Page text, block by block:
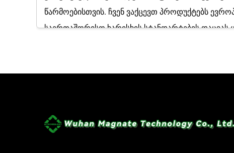
წარმოებისთვის. ჩვენ ვაქცევთ პროდუქტებს
საერთაშორისო ხარისხის სტანდარტების
საშუალებების სტანდარტის შესახებ, რომელიც
Სრული დაცვა: ჩვენი ერთჯერადი სახის
Სხვადასხვა გარემოსთვის საჭირო დაცვის